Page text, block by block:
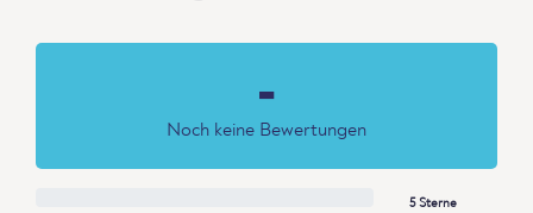
-
Noch keine Bewertungen
5 Sterne